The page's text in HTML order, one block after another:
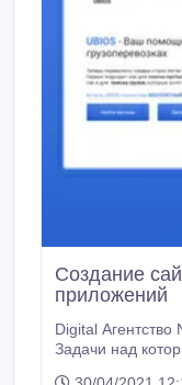
Создание
приложений
Digital Агентство
Задачи над